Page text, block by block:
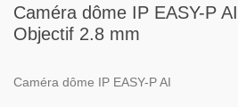
Caméra dôme IP EASY-P
Objectif 2.8 mm
Caméra dôme IP EASY-P AI